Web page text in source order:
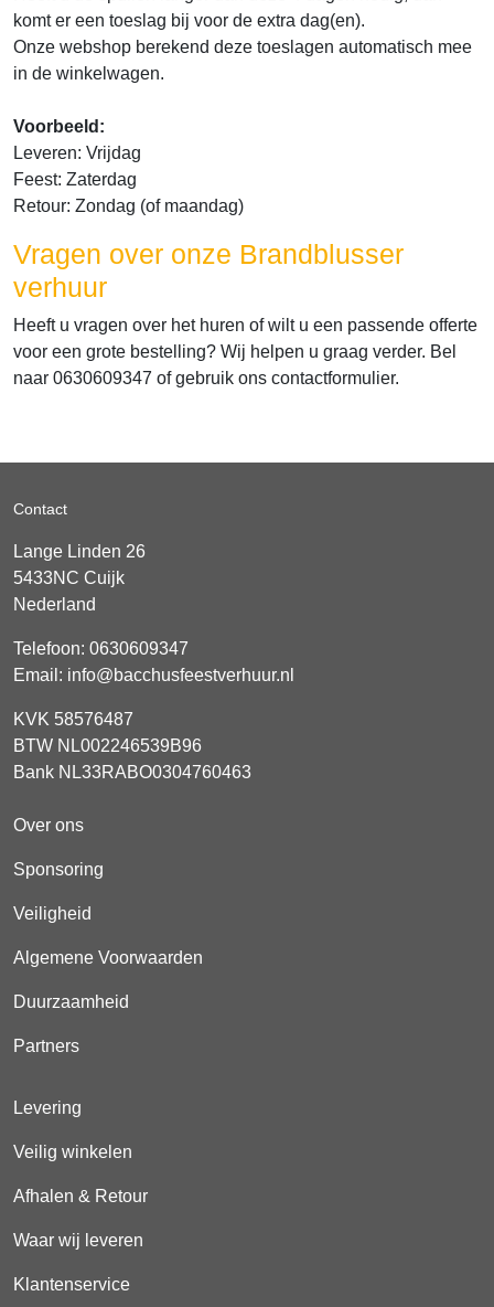
komt er een toeslag bij voor de extra dag(en).
Onze webshop berekend deze toeslagen automatisch mee
in de winkelwagen.
Voorbeeld:
Leveren: Vrijdag
Feest: Zaterdag
Retour: Zondag (of maandag)
Vragen over onze Brandblusser
verhuur
Heeft u vragen over het huren of wilt u een passende offerte
voor een grote bestelling? Wij helpen u graag verder. Bel
naar 0630609347 of gebruik ons contactformulier.
Contact
Lange Linden 26
5433NC Cuijk
Nederland
Telefoon: 0630609347
Email: info@bacchusfeestverhuur.nl
KVK 58576487
BTW NL002246539B96
Bank NL33RABO0304760463
Over ons
Sponsoring
Veiligheid
Algemene Voorwaarden
Duurzaamheid
Partners
Levering
Veilig winkelen
Afhalen & Retour
Waar wij leveren
Klantenservice